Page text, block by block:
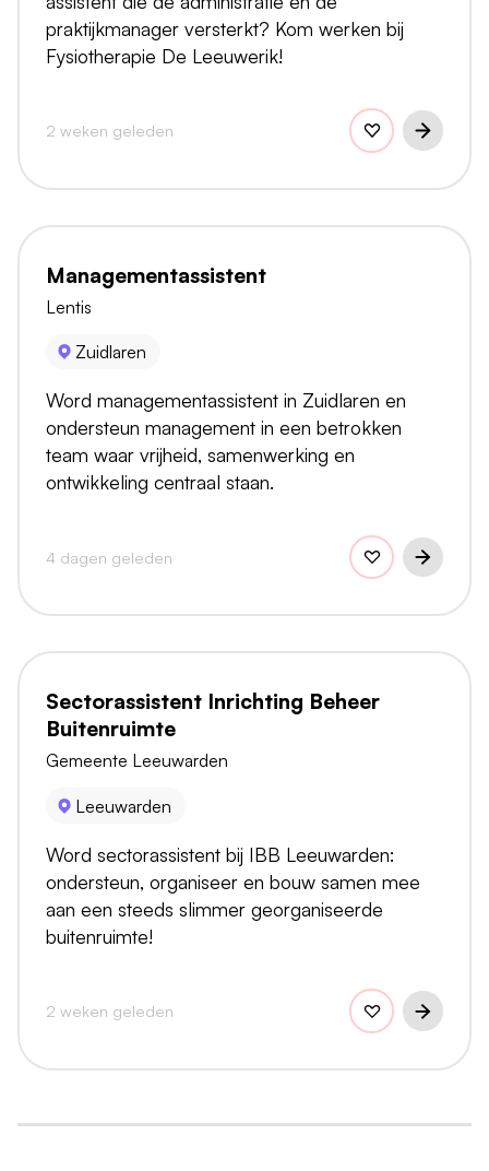
praktijkmanager versterkt? Kom werken bij
Fysiotherapie De Leeuwerik!
2 weken geleden
Managementassistent
Lentis
Zuidlaren
Word managementassistent in Zuidlaren en
ondersteun management in een betrokken
team waar vrijheid, samenwerking en
ontwikkeling centraal staan.
4 dagen geleden
Sectorassistent Inrichting Beheer
Buitenruimte
Gemeente Leeuwarden
Leeuwarden
Word sectorassistent bij IBB Leeuwarden:
ondersteun, organiseer en bouw samen mee
aan een steeds slimmer georganiseerde
buitenruimte!
2 weken geleden